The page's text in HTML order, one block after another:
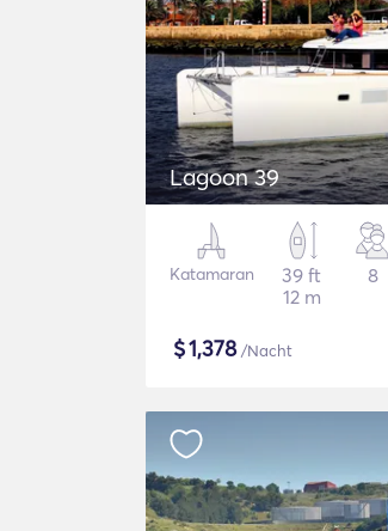
Lagoon 39
Katamaran
39 ft
12 m
8
$1,378/Nacht